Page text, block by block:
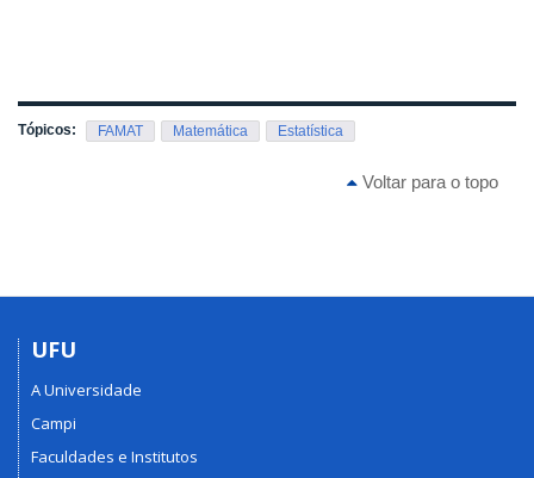
Tópicos: FAMAT Matemática Estatística
Voltar para o topo
UFU
A Universidade
Campi
Faculdades e Institutos